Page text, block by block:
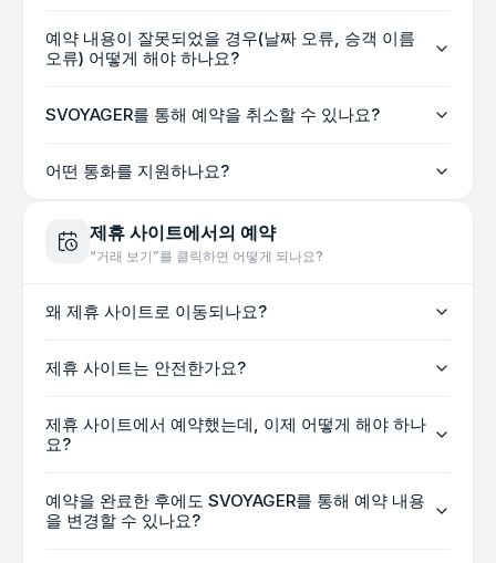
예약 내용이 잘못되었을 경우(날짜 오류, 승객 이름
오류) 어떻게 해야 하나요?
SVOYAGER를 통해 예약을 취소할 수 있나요?
어떤 통화를 지원하나요?
제휴 사이트에서의 예약
“거래 보기”를 클릭하면 어떻게 되나요?
왜 제휴 사이트로 이동되나요?
제휴 사이트는 안전한가요?
제휴 사이트에서 예약했는데, 이제 어떻게 해야 하나
요?
예약을 완료한 후에도 SVOYAGER를 통해 예약 내용
을 변경할 수 있나요?